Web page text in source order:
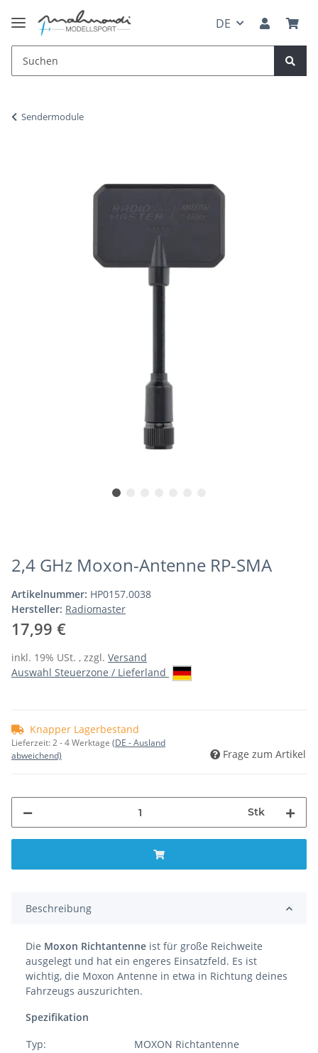
DE
Sendermodule
2,4 GHz Moxon-Antenne RP-SMA
Artikelnummer: HP0157.0038
Hersteller: Radiomaster
17,99 €
inkl. 19% USt. , zzgl. Versand
Auswahl Steuerzone / Lieferland
Knapper Lagerbestand
Lieferzeit:2 - 4 Werktage (DE - Ausland
abweichend)
Frage zum Artikel
Stk
Beschreibung
Die Moxon Richtantenne ist für große Reichweite
ausgelegt und hat ein engeres Einsatzfeld. Es ist
wichtig, die Moxon Antenne in etwa in Richtung deines
Fahrzeugs auszurichten.
Spezifikation
Typ:
MOXON Richtantenne